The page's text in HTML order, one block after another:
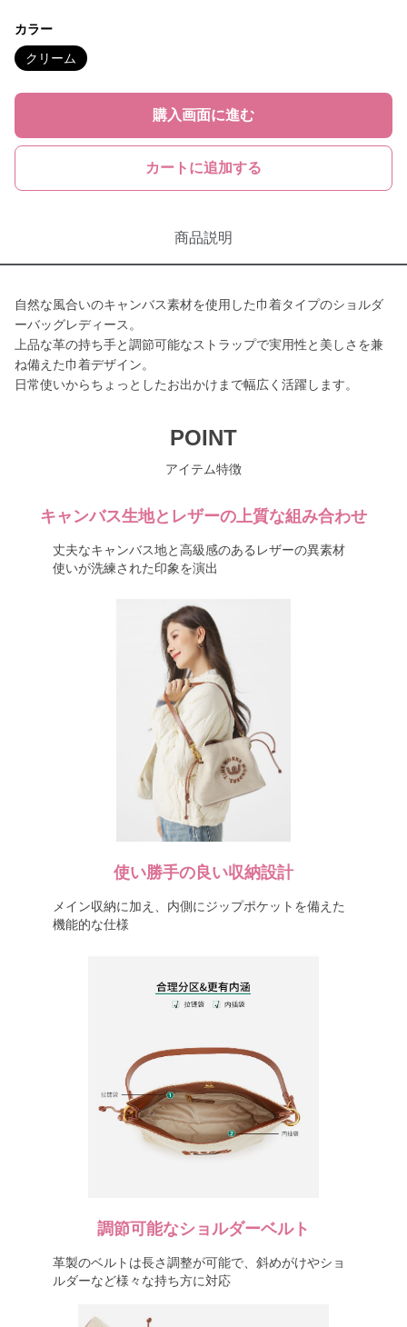
カラー
クリーム
購入画面に進む
カートに追加する
商品説明
自然な風合いのキャンバス素材を使用した巾着タイプのショルダ
ーバッグレディース。
上品な革の持ち手と調節可能なストラップで実用性と美しさを兼
ね備えた巾着デザイン。
日常使いからちょっとしたお出かけまで幅広く活躍します。
POINT
アイテム特徴
キャンバス生地とレザーの上質な組み合わせ
丈夫なキャンバス地と高級感のあるレザーの異素材
使いが洗練された印象を演出
使い勝手の良い収納設計
メイン収納に加え、内側にジップポケットを備えた
機能的な仕様
調節可能なショルダーベルト
革製のベルトは長さ調整が可能で、斜めがけやショ
ルダーなど様々な持ち方に対応